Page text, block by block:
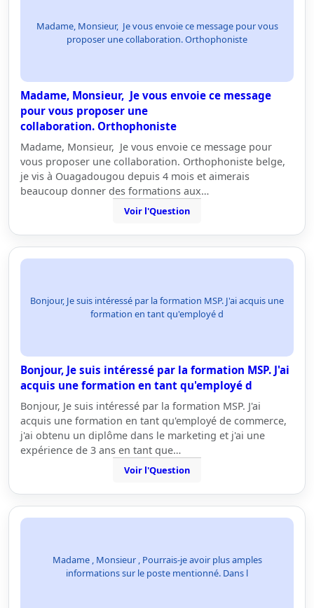
Madame, Monsieur, Je vous envoie ce message pour vous
proposer une collaboration. Orthophoniste
Madame, Monsieur, Je vous envoie ce message
pour vous proposer une
collaboration. Orthophoniste
Madame, Monsieur, Je vous envoie ce message pour
vous proposer une collaboration. Orthophoniste belge,
je vis à Ouagadougou depuis 4 mois et aimerais
beaucoup donner des formations aux…
Voir l'Question
Bonjour, Je suis intéressé par la formation MSP. J'ai acquis une
formation en tant qu'employé d
Bonjour, Je suis intéressé par la formation MSP. J'ai
acquis une formation en tant qu'employé d
Bonjour, Je suis intéressé par la formation MSP. J'ai
acquis une formation en tant qu'employé de commerce,
j'ai obtenu un diplôme dans le marketing et j'ai une
expérience de 3 ans en tant que…
Voir l'Question
Madame , Monsieur , Pourrais-je avoir plus amples
informations sur le poste mentionné. Dans l